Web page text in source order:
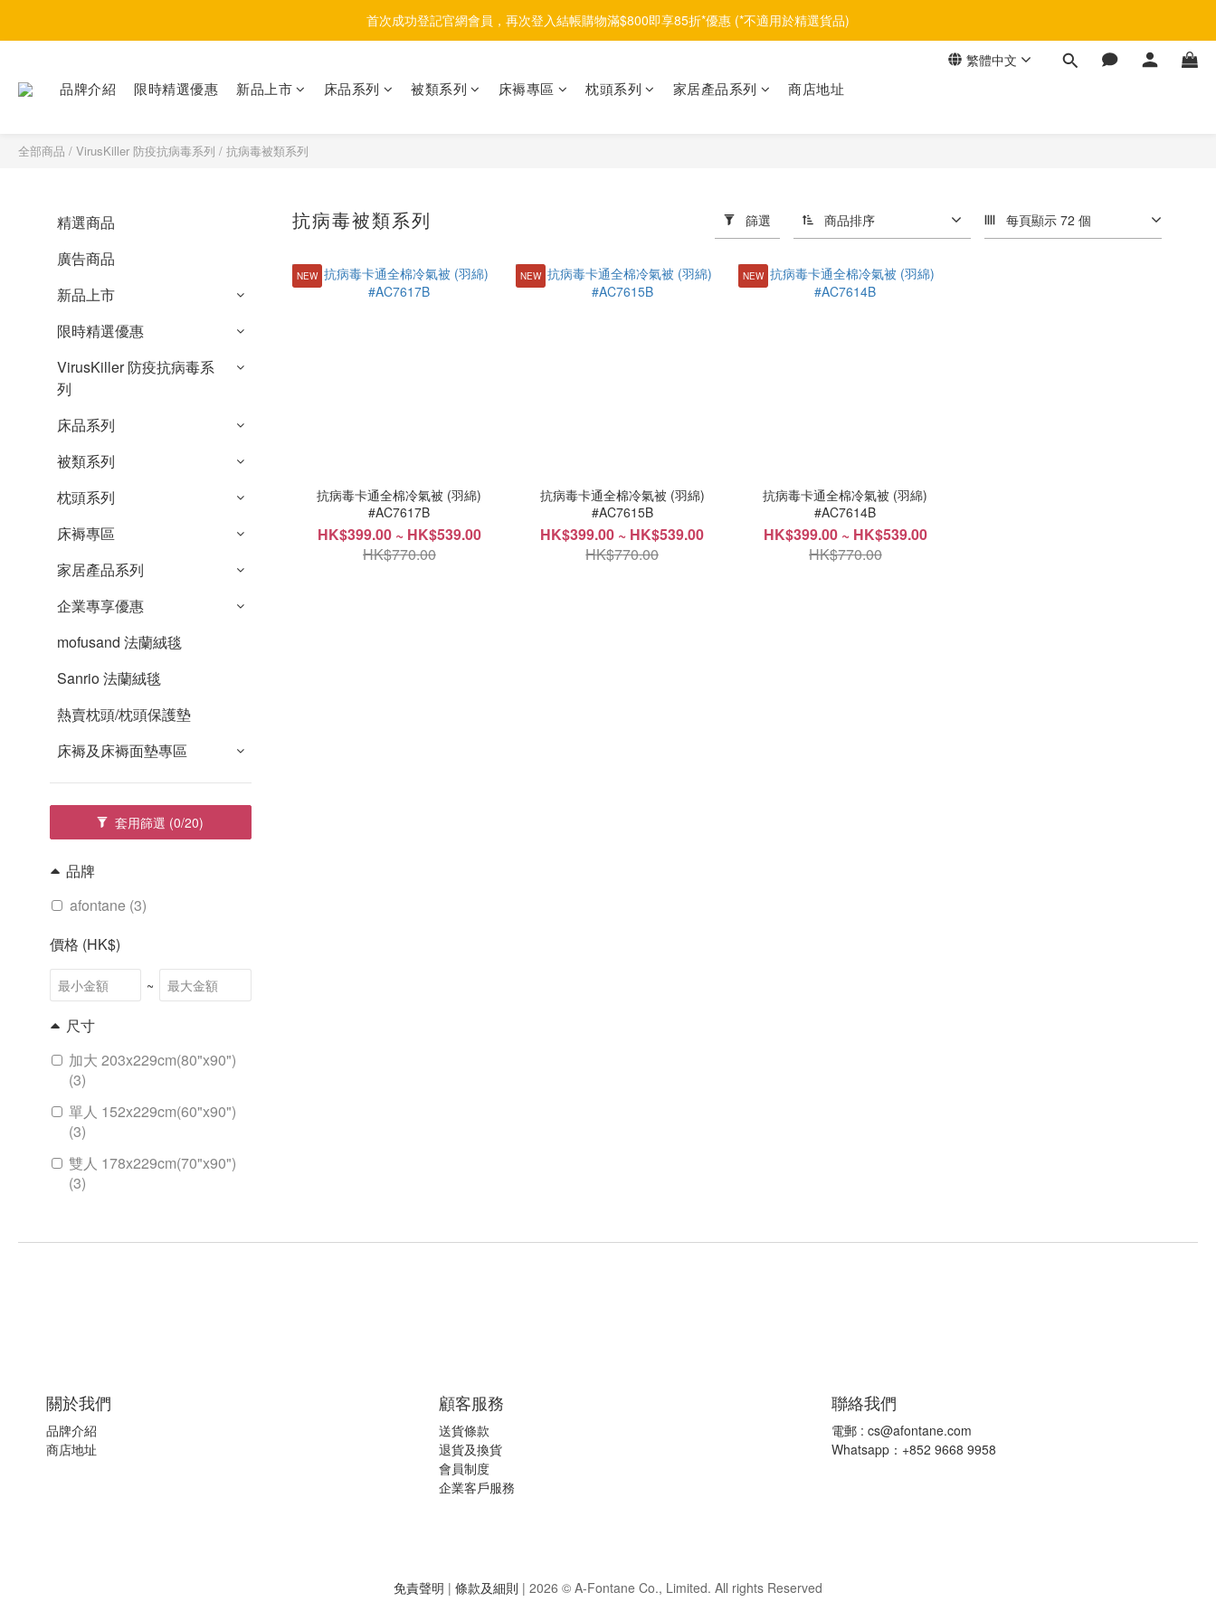
首次成功登記官網會員，再次登入結帳購物滿$800即享85折*優惠 (*不適用於精選貨品)
繁體中文
品牌介紹 限時精選優惠 新品上市 床品系列 被類系列 床褥專區 枕頭系列 家居產品系列 商店地址
全部商品 / VirusKiller 防疫抗病毒系列 / 抗病毒被類系列
精選商品
廣告商品
新品上市
限時精選優惠
VirusKiller 防疫抗病毒系
列
床品系列
被類系列
枕頭系列
床褥專區
家居產品系列
企業專享優惠
mofusand 法蘭絨毯
Sanrio 法蘭絨毯
熱賣枕頭/枕頭保護墊
床褥及床褥面墊專區
套用篩選 (0/20)
品牌
afontane (3)
價格 (HK$)
~
尺寸
加大 203x229cm(80"x90")
(3)
單人 152x229cm(60"x90")
(3)
雙人 178x229cm(70"x90")
(3)
抗病毒被類系列 篩選 商品排序 每頁顯示 72 個
NEW
抗病毒卡通全棉冷氣被 (羽綿)
#AC7617B
HK$399.00 ~ HK$539.00
HK$770.00
NEW
抗病毒卡通全棉冷氣被 (羽綿)
#AC7615B
HK$399.00 ~ HK$539.00
HK$770.00
NEW
抗病毒卡通全棉冷氣被 (羽綿)
#AC7614B
HK$399.00 ~ HK$539.00
HK$770.00
關於我們
品牌介紹
商店地址
顧客服務
送貨條款
退貨及換貨
會員制度
企業客戶服務
聯絡我們
電郵 : cs@afontane.com
Whatsapp：+852 9668 9958
免責聲明 | 條款及細則 | 2026 © A-Fontane Co., Limited. All rights Reserved